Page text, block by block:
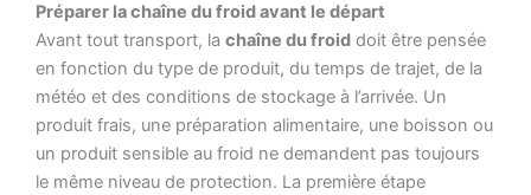
Préparer la chaîne du froid avant le départ
Avant tout transport, la chaîne du froid doit être pensée
en fonction du type de produit, du temps de trajet, de la
météo et des conditions de stockage à l’arrivée. Un
produit frais, une préparation alimentaire, une boisson ou
un produit sensible au froid ne demandent pas toujours
le même niveau de protection. La première étape